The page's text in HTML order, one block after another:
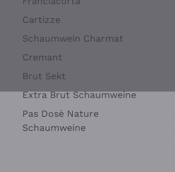
Cartizze
Schaumwein Charmat
Cremant
Brut Sekt
Extra Brut Schaumweine
Pas Dosè Nature
Schaumweine